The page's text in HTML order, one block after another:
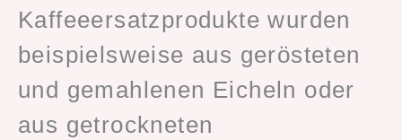
Kaffeeersatzprodukte wurden
beispielsweise aus gerösteten
und gemahlenen Eicheln oder
aus getrockneten